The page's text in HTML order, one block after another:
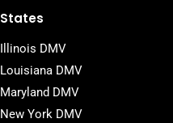
States
Illinois DMV
Louisiana DMV
Maryland DMV
New York DMV